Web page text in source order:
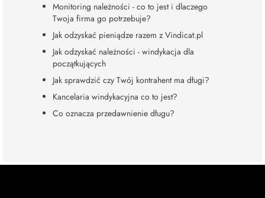
Monitoring należności - co to jest i dlaczego
Twoja firma go potrzebuje?
Jak odzyskać pieniądze razem z Vindicat.pl
Jak odzyskać należności - windykacja dla
początkujących
Jak sprawdzić czy Twój kontrahent ma długi?
Kancelaria windykacyjna co to jest?
Co oznacza przedawnienie długu?